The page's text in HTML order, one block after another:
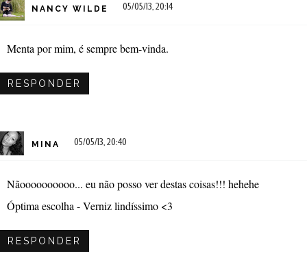
NANCY WILDE 05/05/13, 20:14
Menta por mim, é sempre bem-vinda.
RESPONDER
MINA 05/05/13, 20:40
Nãoooooooooo... eu não posso ver destas coisas!!! hehehe
Óptima escolha - Verniz lindíssimo <3
RESPONDER